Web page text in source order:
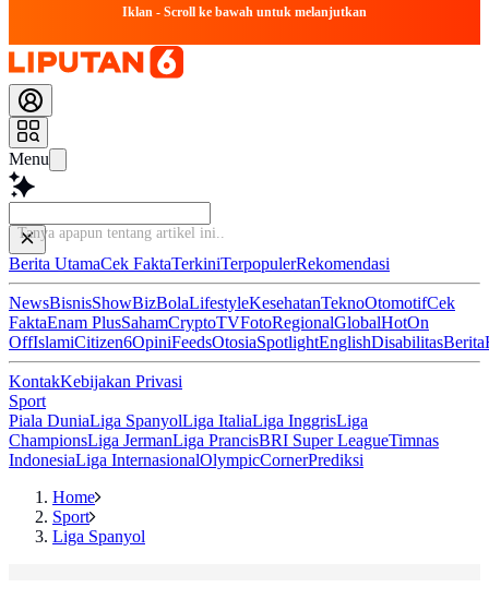
Iklan - Scroll ke bawah untuk melanjutkan
Menu
Tanya apapun tentang a
Berita UtamaCek FaktaTerkiniTerpopulerRekomendasi
NewsBisnisShowBizBolaLifestyleKesehatanTeknoOtomotifCek
FaktaEnam PlusSahamCryptoTVFotoRegionalGlobalHotOn
OffIslamiCitizen6OpiniFeedsOtosiaSpotlightEnglishDisabilitasBerita
KontakKebijakan Privasi
Sport
Piala DuniaLiga SpanyolLiga ItaliaLiga InggrisLiga
ChampionsLiga JermanLiga PrancisBRI Super LeagueTimnas
IndonesiaLiga InternasionalOlympicCornerPrediksi
Home
Sport
Liga Spanyol